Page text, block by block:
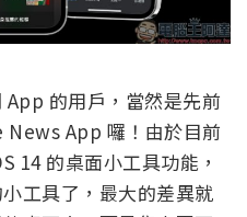
的用戶，當然是先前
App 囉！由於目前
14 的桌面小工具功能，
工具了，最大的差異就